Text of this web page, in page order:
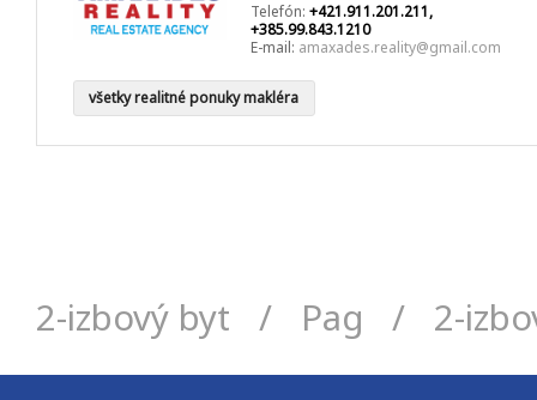
Telefón: +421.911.201.211,
+385.99.843.1210
E-mail: amaxades.reality@gmail.com
všetky realitné ponuky makléra
2-izbový byt / Pag / 2-